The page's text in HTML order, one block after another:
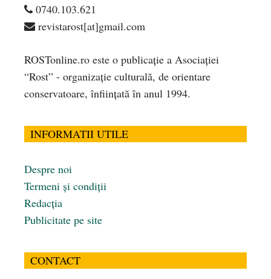
0740.103.621
revistarost[at]gmail.com
ROSTonline.ro este o publicaţie a Asociaţiei
“Rost” - organizaţie culturală, de orientare
conservatoare, înfiinţată în anul 1994.
INFORMATII UTILE
Despre noi
Termeni și condiții
Redacția
Publicitate pe site
CONTACT